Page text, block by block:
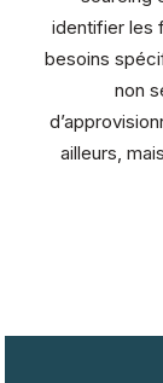
identifier les
besoins
non
ailleurs,